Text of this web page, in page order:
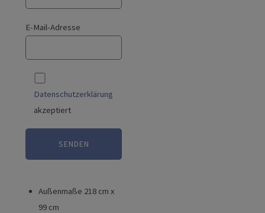
E-Mail-Adresse
Datenschutzerklärung
akzeptiert
Außenmaße 218 cm x
99 cm